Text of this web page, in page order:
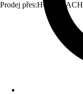
Prodej přes:HORNBACH